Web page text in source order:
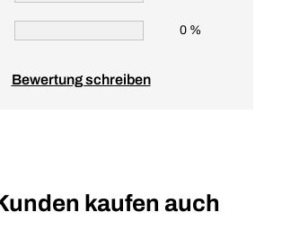
0 %
Bewertung schreiben
kaufen auch